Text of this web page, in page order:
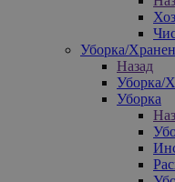
Уборка/
Назад
Уборка/
Уборка